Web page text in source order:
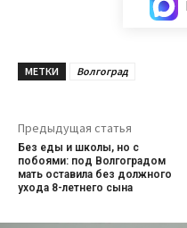
МЕТКИ Волгоград
Предыдущая статья
Без еды и школы, но с
побоями: под Волгоградом
мать оставила без должного
ухода 8-летнего сына